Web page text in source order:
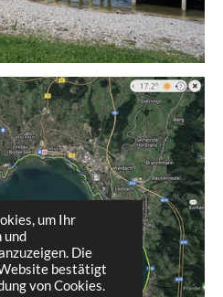
um Ihr
und
Die
bestätigt
von Cookies.